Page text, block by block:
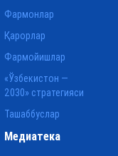
Фармонлар
Қарорлар
Фармойишлар
«Ўзбекистон —
2030» стратегияси
Ташаббуслар
Медиатека